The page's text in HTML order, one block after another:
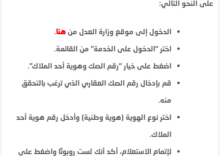
على النحو التالي:
الدخول إلى موقع وزارة العدل منهنا.
اختر “الدخول على الخدمة” من القائمة.
اضغط على خيار “رقم الصك وهوية أحد الملاك”.
قم بإدخال رقم الصك العقاري الذي ترغب بالتحقق
منه.
اختر نوع الهوية (هوية وطنية) وأدخل رقم هوية أحد
الملاك.
لإتمام الاستعلام، أكد أنك لست روبوتًا واضغط على